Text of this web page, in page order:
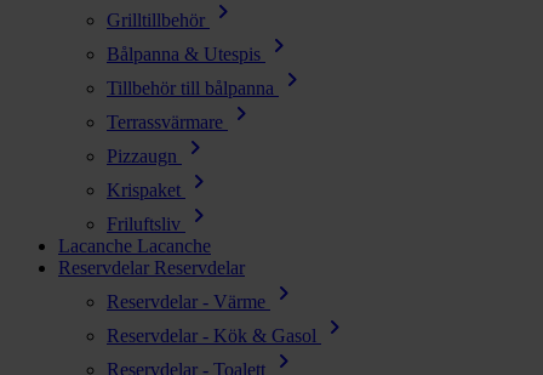
Grilltillbehör chevron_right
Bålpanna & Utespis chevron_right
Tillbehör till bålpanna chevron_right
Terrassvärmare chevron_right
Pizzaugn chevron_right
Krispaket chevron_right
Friluftsliv chevron_right
Lacanche Lacanche
Reservdelar Reservdelar
Reservdelar - Värme
chevron_right
Reservdelar - Kök & Gasol chevron_right
Reservdelar - Toalett chevron_right